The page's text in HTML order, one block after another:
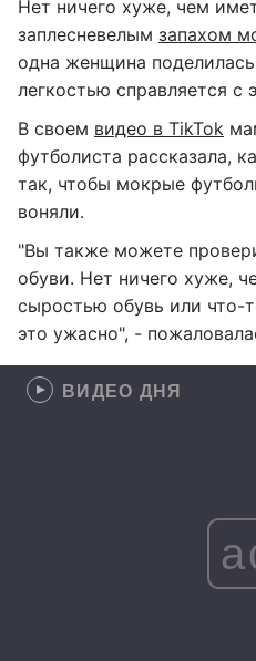
​Нет ничего хуже, чем
заплесневелым запахом
одна женщина
легкостью справляется с
В своем видео в TikTok
футболиста рассказала,
так, чтобы мокрые
воняли.
"Вы также можете
обуви. Нет ничего хуже,
сыростью обувь или что-
это ужасно", -
ВИДЕО ДНЯ